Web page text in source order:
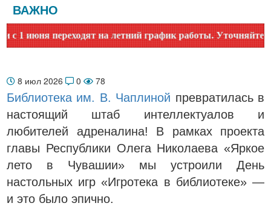
ВАЖНО
переходят на летний график работы. Уточняйте
8 июл 2026 0 78
Библиотека им. В. Чаплиной превратилась в
настоящий штаб интеллектуалов и
любителей адреналина! В рамках проекта
главы Республики Олега Николаева «Яркое
лето в Чувашии» мы устроили День
настольных игр «Игротека в библиотеке» —
и это было эпично.